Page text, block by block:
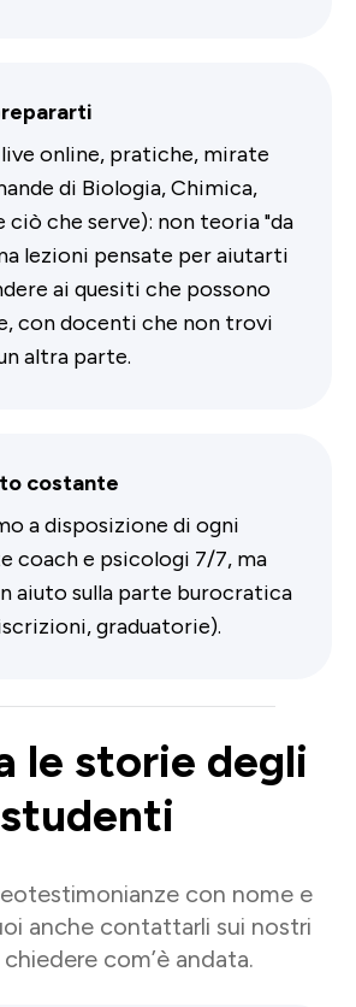
online, pratiche, mirate
di Biologia, Chimica,
ciò che serve): non teoria "da
lezioni pensate per aiutarti
ai quesiti che possono
con docenti che non trovi
altra parte.
costante
a disposizione di ogni
coach e psicologi 7/7, ma
aiuto sulla parte burocratica
graduatorie).
le storie degli
studenti
con nome e
anche contattarli sui nostri
com’è andata.